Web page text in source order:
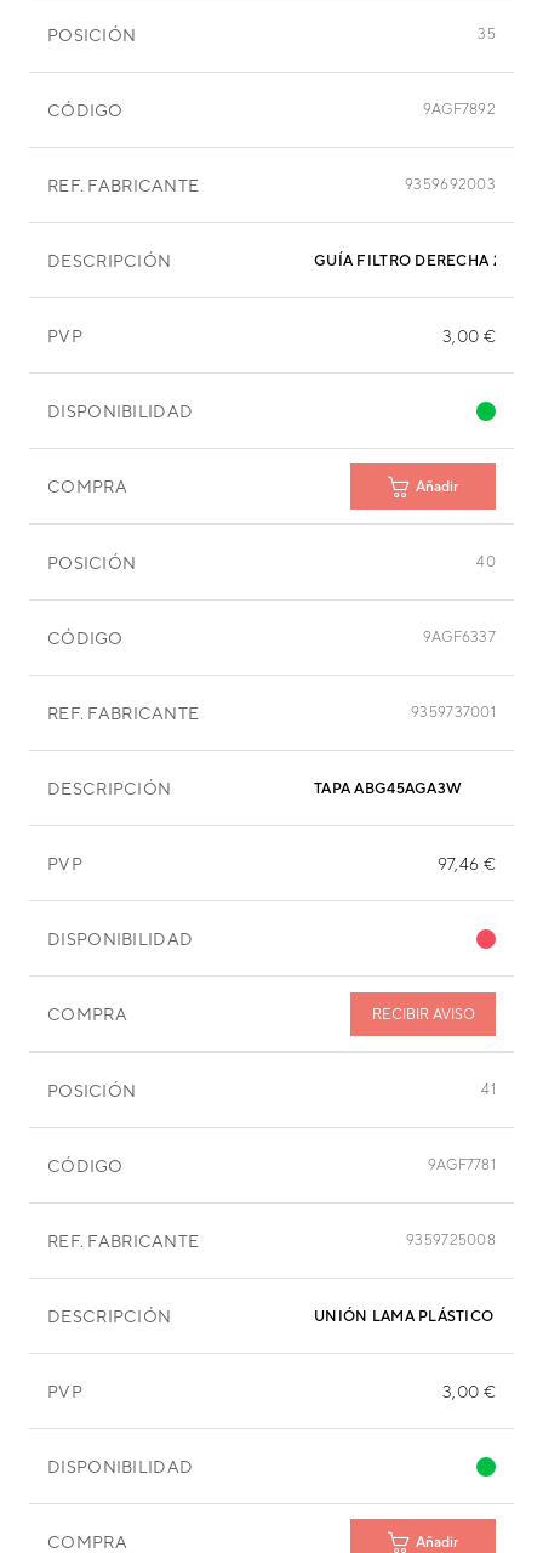
POSICIÓN 35
CÓDIGO 9AGF7892
REF. FABRICANTE 9359692003
DESCRIPCIÓN GUÍA FILTRO DERECHA
PVP 3,00 €
DISPONIBILIDAD
COMPRA Añadir
POSICIÓN 40
CÓDIGO 9AGF6337
REF. FABRICANTE 9359737001
DESCRIPCIÓN TAPA ABG45AGA3W
PVP 97,46 €
DISPONIBILIDAD
COMPRA RECIBIR AVISO
POSICIÓN 41
CÓDIGO 9AGF7781
REF. FABRICANTE 9359725008
DESCRIPCIÓN UNIÓN LAMA PLÁSTICO 690
PVP 3,00 €
DISPONIBILIDAD
COMPRA Añadir